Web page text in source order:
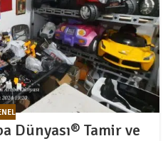
Dünyası® Tamir ve